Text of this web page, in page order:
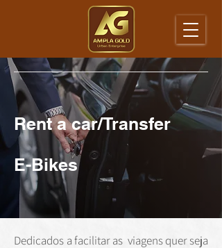
Rent a car/Transfer
E-Bikes
Dedicados a facilitar as viagens quer seja